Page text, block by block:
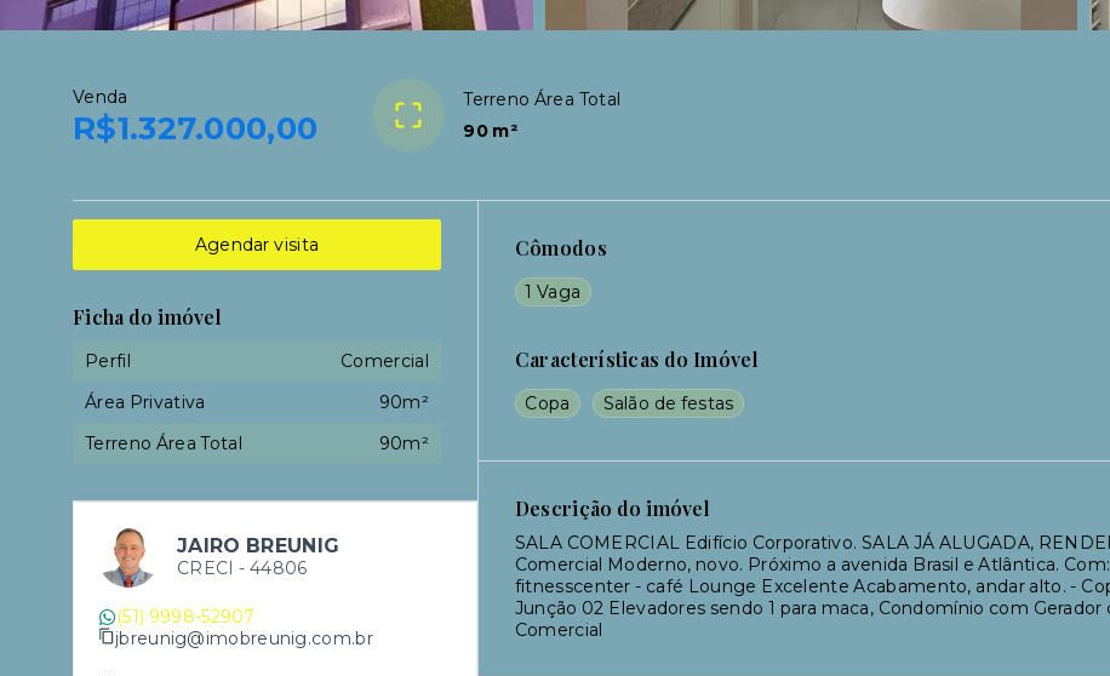
Venda
R$1.327.000,00
Terreno Área Total
90 m²
Cômodos
1 Vaga
Características do Imóvel
Copa Salão de festas
Descrição do imóvel
SALA COMERCIAL Edifício Corporativo. SALA JÁ ALUGADA,
Comercial Moderno, novo. Próximo a avenida Brasil e Atlântica.
fitnesscenter - café Lounge Excelente Acabamento, andar alto. -
Junção 02 Elevadores sendo 1 para maca, Condomínio com
Comercial
Agendar visita
Ficha do imóvel
Perfil
Comercial
Área Privativa
90m²
Terreno Área Total
90m²
JAIRO BREUNIG
CRECI - 44806
(51) 9998-52907
jbreunig@imobreunig.com.br